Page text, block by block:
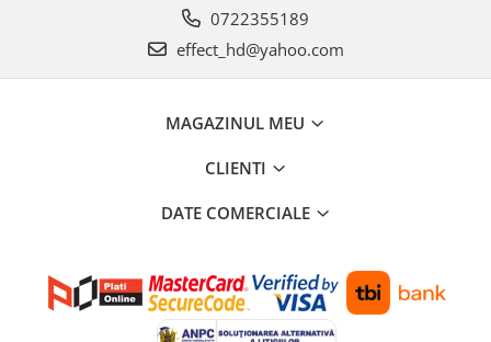
0722355189
effect_hd@yahoo.com
MAGAZINUL MEU
CLIENTI
DATE COMERCIALE